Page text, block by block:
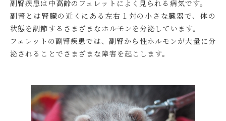
副腎疾患は中高齢のフェレットによく見られる病気です。
副腎とは腎臓の近くにある左右１対の小さな臓器で、体の
状態を調節するさまざまなホルモンを分泌しています。
フェレットの副腎疾患では、副腎から性ホルモンが大量に分
泌されることでさまざまな障害を起こします。